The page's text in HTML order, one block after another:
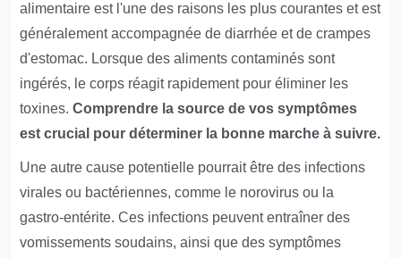
alimentaire est l'une des raisons les plus courantes et est
généralement accompagnée de diarrhée et de crampes
d'estomac. Lorsque des aliments contaminés sont
ingérés, le corps réagit rapidement pour éliminer les
toxines.Comprendre la source de vos symptômes
est crucial pour déterminer la bonne marche à suivre.
Une autre cause potentielle pourrait être des infections
virales ou bactériennes, comme le norovirus ou la
gastro-entérite. Ces infections peuvent entraîner des
vomissements soudains, ainsi que des symptômes